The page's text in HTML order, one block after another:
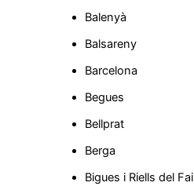
Balenyà
Balsareny
Barcelona
Begues
Bellprat
Berga
Bigues i Riells del Fai